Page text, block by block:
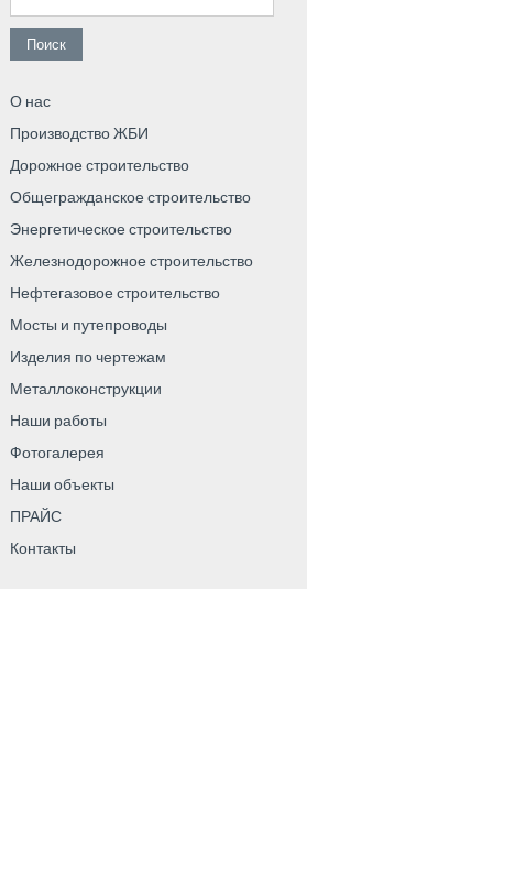
О нас
Производство ЖБИ
Дорожное строительство
Общегражданское строительство
Энергетическое строительство
Железнодорожное строительство
Нефтегазовое строительство
Мосты и путепроводы
Изделия по чертежам
Металлоконструкции
Наши работы
Фотогалерея
Наши объекты
ПРАЙС
Контакты